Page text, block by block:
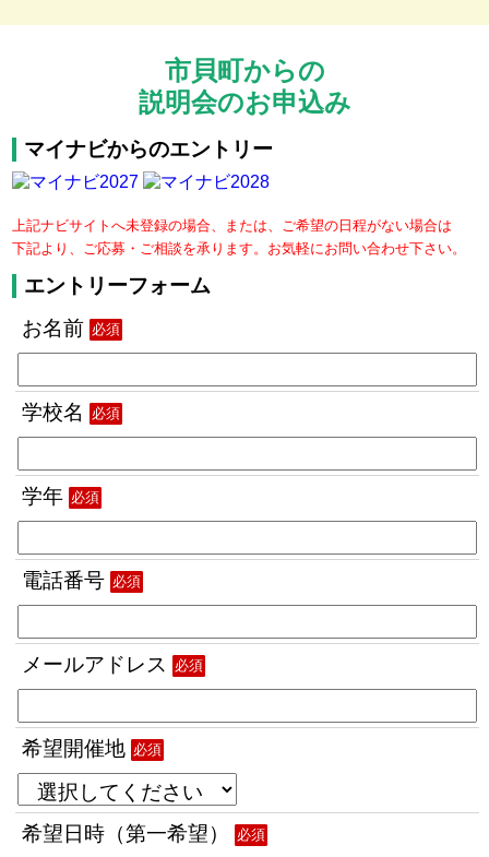
市貝町からの
説明会のお申込み
マイナビからのエントリー
上記ナビサイトへ未登録の場合、または、ご希望の日程がない場合は
下記より、ご応募・ご相談を承ります。お気軽にお問い合わせ下さい。
エントリーフォーム
お名前 必須
学校名 必須
学年 必須
電話番号 必須
メールアドレス 必須
希望開催地 必須
希望日時（第一希望） 必須